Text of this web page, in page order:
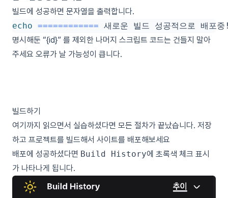
빌드에 성공하면 문자열을 출력합니다.
echo ============ 새로운 빌드 성공적으로 배
명시해둔 “{id}” 를 제외한 나머지 스크립트 코드는 건들지 말아
주세요 오류가 날 가능성이 큽니다.
빌드하기
여기까지 읽으면서 실습하셨다면 모든 절차가 끝났습니다. 저장
하고 프로젝트를 빌드해서 사이트를 배포해보세요
배포에 성공하셨다면 Build History에 초록색 체크 표시
가 나타나게 됩니다.